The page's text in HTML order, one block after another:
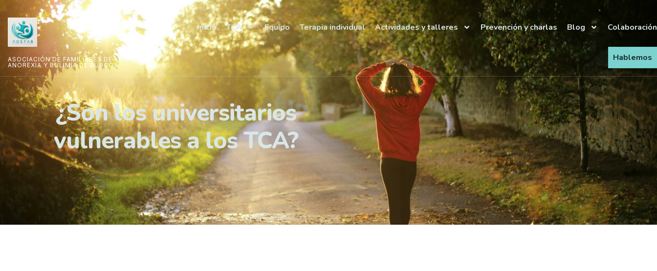
ASOCIACIÓN DE FAMILIARES DE
ANOREXIA Y BULIMIA DE BURGOS
Inicio TCA Equipo Terapia individual Actividades y talleres Prevención y charlas Blog Colaboración
Hablemos
¿Son los universitarios
vulnerables a los TCA?